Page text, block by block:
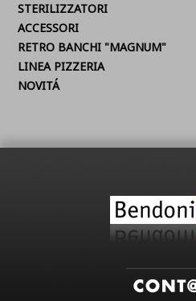
STERILIZZATORI
ACCESSORI
RETRO BANCHI "MAGNUM"
LINEA PIZZERIA
NOVITÁ